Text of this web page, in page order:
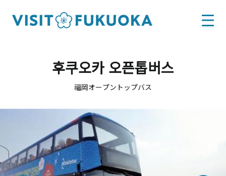
후쿠오카 오픈톱버스
福岡オープントップバス